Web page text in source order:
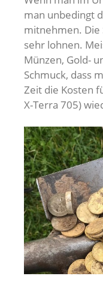
man unbedingt
mitnehmen. Die
sehr lohnen.
Münzen, Gold-
Schmuck, dass
Zeit die Kosten
X-Terra 705)